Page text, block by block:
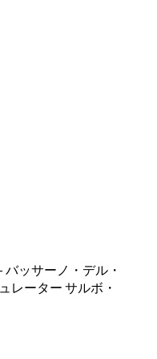
ッサーノ・デル・
レーター サルボ・